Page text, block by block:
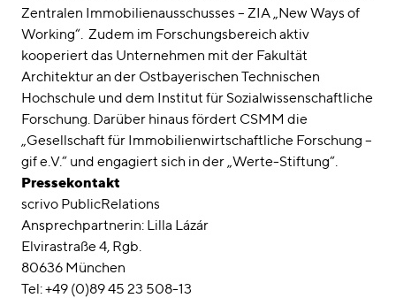
Zentralen Immobilienausschusses – ZIA „New Ways of
Working“. Zudem im Forschungsbereich aktiv
kooperiert das Unternehmen mit der Fakultät
Architektur an der Ostbayerischen Technischen
Hochschule und dem Institut für Sozialwissenschaftliche
Forschung. Darüber hinaus fördert CSMM die
„Gesellschaft für Immobilienwirtschaftliche Forschung –
gif e.V.“ und engagiert sich in der „Werte-Stiftung“.
Pressekontakt
scrivo PublicRelations
Ansprechpartnerin: Lilla Lázár
Elvirastraße 4, Rgb.
80636 München
Tel: +49 (0)89 45 23 508-13